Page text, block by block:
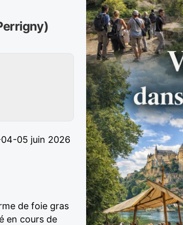
04-05 juin 2026
de foie gras
en cours de